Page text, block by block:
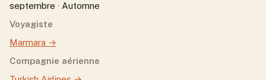
septembre · Automne
Voyagiste
Marmara →
Compagnie aérienne